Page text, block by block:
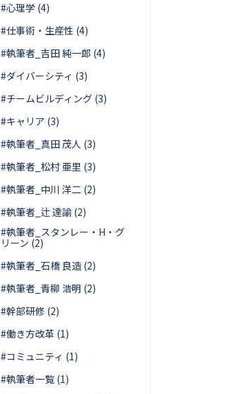
#心理学 (4)
#仕事術・生産性 (4)
#執筆者_吉田 純一郎 (4)
#ダイバーシティ (3)
#チームビルディング (3)
#キャリア (3)
#執筆者_真田 茂人 (3)
#執筆者_松村 亜里 (3)
#執筆者_中川 洋二 (2)
#執筆者_辻 達諭 (2)
#執筆者_スタンレー・H・グ
リーン (2)
#執筆者_石橋 良造 (2)
#執筆者_青柳 浩明 (2)
#幹部研修 (2)
#働き方改革 (1)
#コミュニティ (1)
#執筆者一覧 (1)